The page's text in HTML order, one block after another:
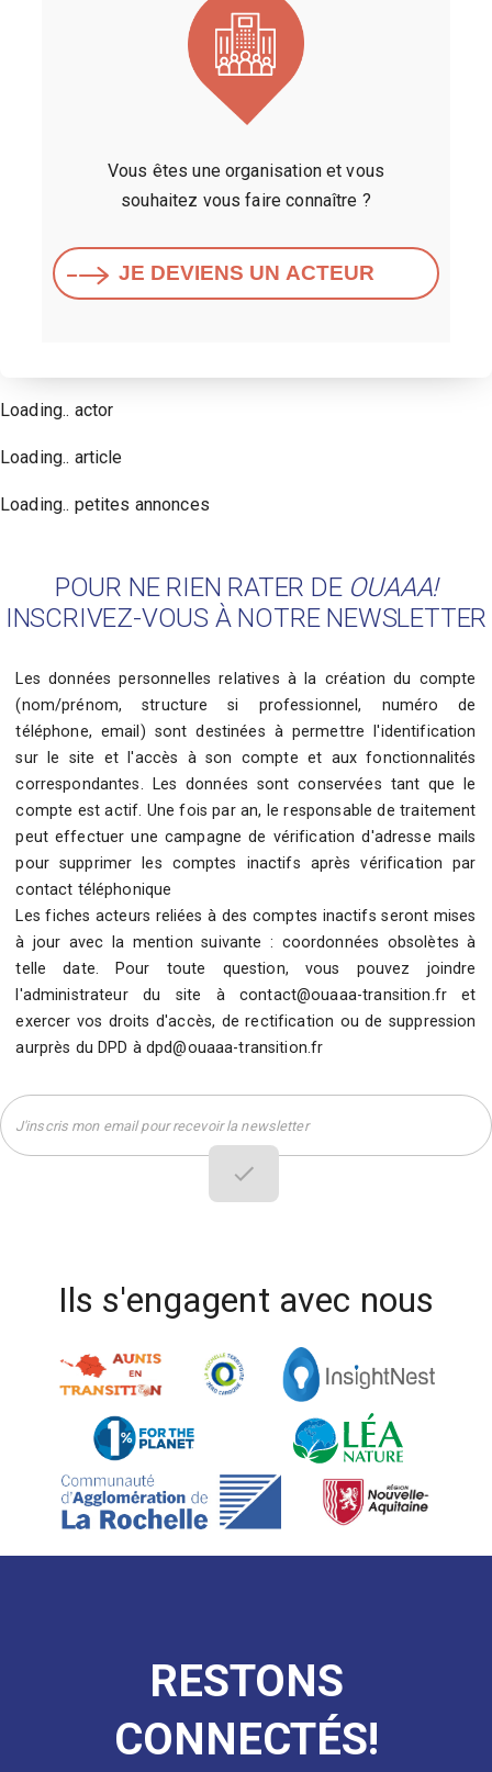
Vous êtes une organisation et vous
souhaitez vous faire connaître ?
JE DEVIENS UN ACTEUR
Loading.. actor
Loading.. article
Loading.. petites annonces
POUR NE RIEN RATER DE OUAAA!
INSCRIVEZ-VOUS À NOTRE NEWSLETTER
Les données personnelles relatives à la création du compte
(nom/prénom, structure si professionnel, numéro de
téléphone, email) sont destinées à permettre l'identification
sur le site et l'accès à son compte et aux fonctionnalités
correspondantes. Les données sont conservées tant que le
compte est actif. Une fois par an, le responsable de traitement
peut effectuer une campagne de vérification d'adresse mails
pour supprimer les comptes inactifs après vérification par
contact téléphonique
Les fiches acteurs reliées à des comptes inactifs seront mises
à jour avec la mention suivante : coordonnées obsolètes à
telle date. Pour toute question, vous pouvez joindre
l'administrateur du site à contact@ouaaa-transition.fr et
exercer vos droits d'accès, de rectification ou de suppression
aurprès du DPD à dpd@ouaaa-transition.fr
Ils s'engagent avec nous
RESTONS
CONNECTÉS!